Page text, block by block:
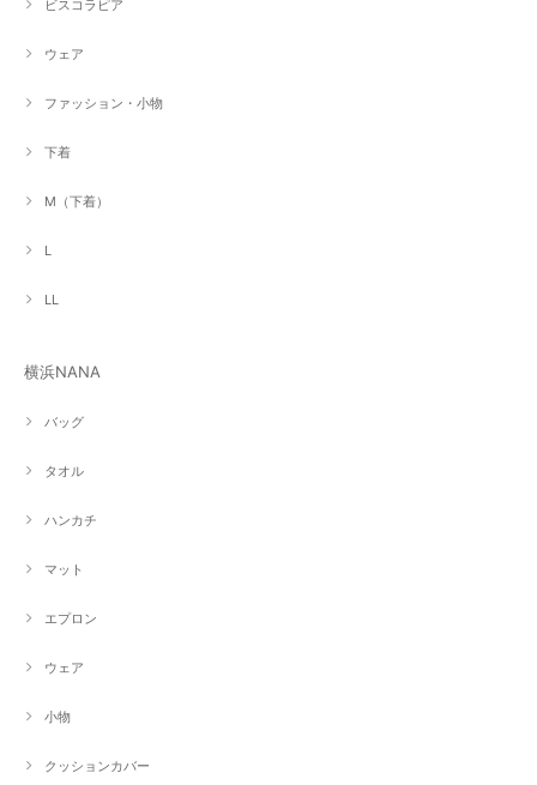
ビスコラピア
ウェア
ファッション・小物
下着
M（下着）
L
LL
横浜NANA
バッグ
タオル
ハンカチ
マット
エプロン
ウェア
小物
クッションカバー